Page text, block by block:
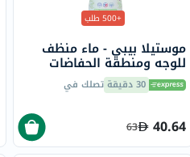
+500 طلب
موستيلا بيبي - ماء منظف
للوجه ومنطقة الحفاضات
بدون شطف 300 مل
30 دقيقة تصلك في
40.64
63